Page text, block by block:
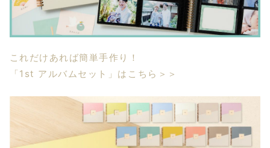
これだけあれば簡単手作り！
「1st アルバムセット」はこちら＞＞